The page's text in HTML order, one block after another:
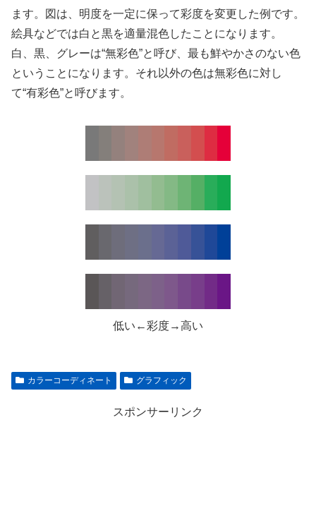
ます。図は、明度を一定に保って彩度を変更した例です。
絵具などでは白と黒を適量混色したことになります。
白、黒、グレーは“無彩色”と呼び、最も鮮やかさのない色
ということになります。それ以外の色は無彩色に対し
て“有彩色”と呼びます。
低い←彩度→高い
カラーコーディネート グラフィック
スポンサーリンク